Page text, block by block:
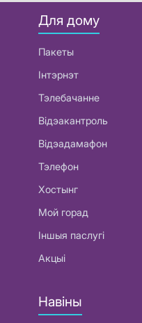
Для дому
Пакеты
Інтэрнэт
Тэлебачанне
Відэакантроль
Відэадамафон
Тэлефон
Хостынг
Мой горад
Іншыя паслугі
Акцыі
Навіны